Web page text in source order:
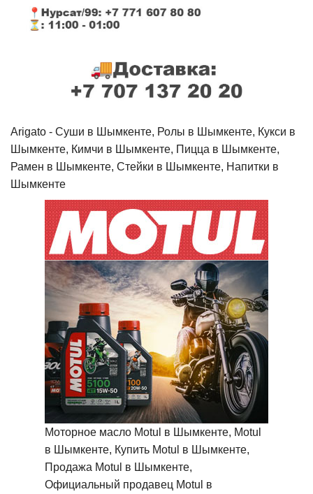
Arigato - Cуши в Шымкенте, Ролы в Шымкенте, Кукси в
Шымкенте, Кимчи в Шымкенте, Пицца в Шымкенте,
Рамен в Шымкенте, Стейки в Шымкенте, Напитки в
Шымкенте
Моторное масло Motul в Шымкенте, Motul
в Шымкенте, Купить Motul в Шымкенте,
Продажа Motul в Шымкенте,
Официальный продавец Motul в